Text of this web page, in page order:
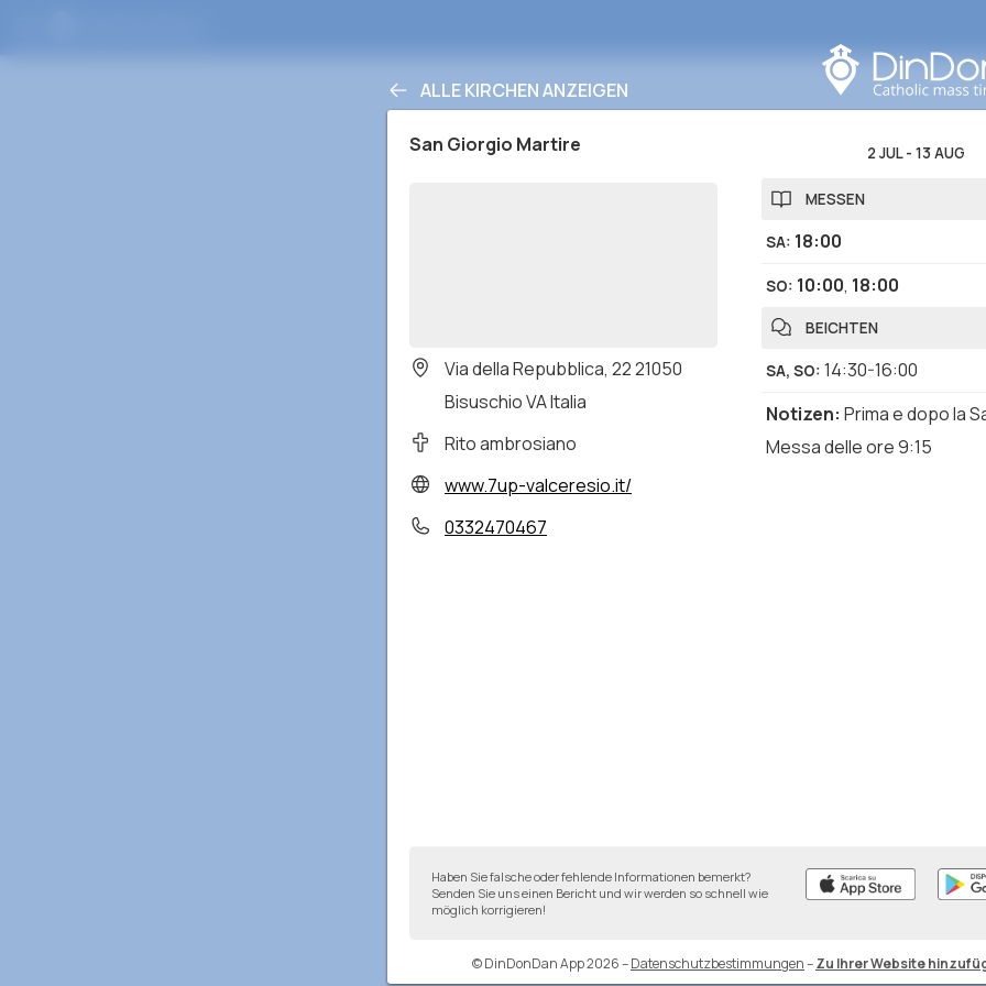
ALLE KIRCHEN ANZEIGEN
San Giorgio Martire
Via della Repubblica, 22 21050
Bisuschio VA Italia
Rito ambrosiano
www.7up-valceresio.it/
0332470467
2 JUL- 13 AUG
MESSEN
SA: 18:00
SO: 10:00, 18:00
BEICHTEN
SA, SO: 14:30-16:00
Notizen: Prima e dopo la
Messa delle ore 9:15
Haben Sie falsche oder fehlende Informationen bemerkt?
Senden Sie uns einen Bericht und wir werden so schnell wie
möglich korrigieren!
© DinDonDan App 2026–Datenschutzbestimmungen–Zu Ihrer Website